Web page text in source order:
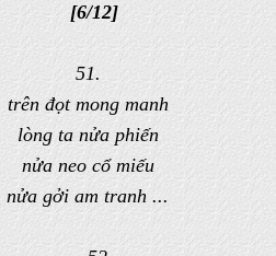
[6/12]
51.
trên đọt mong manh
lòng ta nửa phiến
nửa neo cổ miếu
nửa gởi am tranh ...